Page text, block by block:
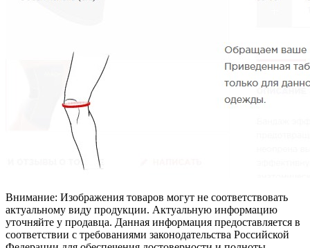
Внимание: Изображения товаров могут не соответствовать
актуальному виду продукции. Актуальную информацию
уточняйте у продавца. Данная информация предоставляется в
соответствии с требованиями законодательства Российской